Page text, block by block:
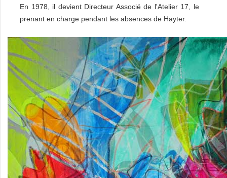
En 1978, il devient Directeur Associé de l'Atelier 17, le
prenant en charge pendant les absences de Hayter.